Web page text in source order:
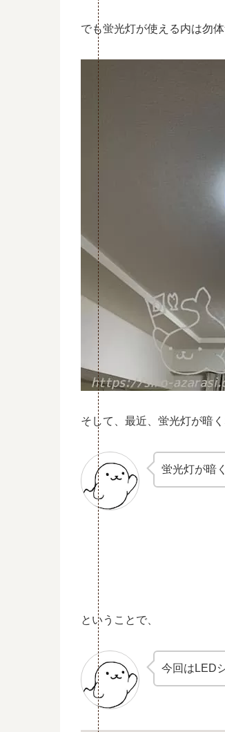
でも蛍光灯が使える内は勿
そして、最近、蛍光灯が暗
蛍光灯が暗
ということで、
今回はLED